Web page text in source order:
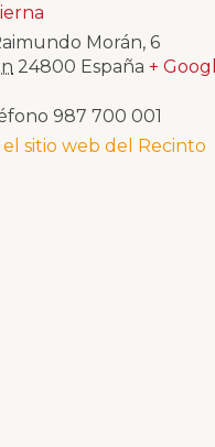
Morán, 6
24800 España +
987 700 001
el sitio web del Recinto